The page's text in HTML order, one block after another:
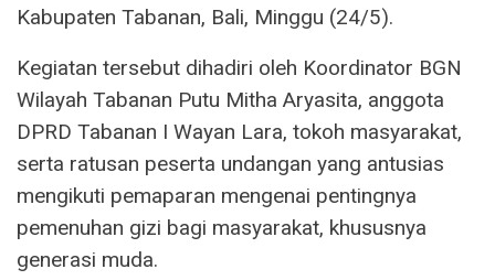
Kabupaten Tabanan, Bali, Minggu (24/5).
Kegiatan tersebut dihadiri oleh Koordinator BGN
Wilayah Tabanan Putu Mitha Aryasita, anggota
DPRD Tabanan I Wayan Lara, tokoh masyarakat,
serta ratusan peserta undangan yang antusias
mengikuti pemaparan mengenai pentingnya
pemenuhan gizi bagi masyarakat, khususnya
generasi muda.